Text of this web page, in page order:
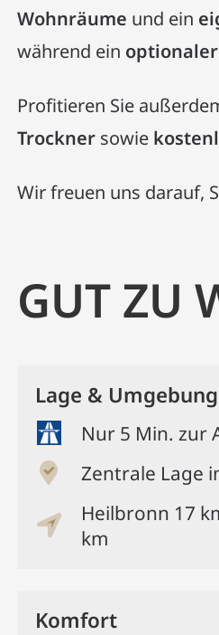
Wohnräume und ein
während ein
Profitieren Sie
Trockner sowie
Wir freuen uns darauf,
GUT ZU
Lage & Umgebung
Nur 5 Min. zur
Zentrale Lage
Heilbronn 17
km
Komfort